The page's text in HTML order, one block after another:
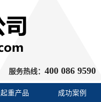
服务热线： 400 086 9590
起重产品 成功案例